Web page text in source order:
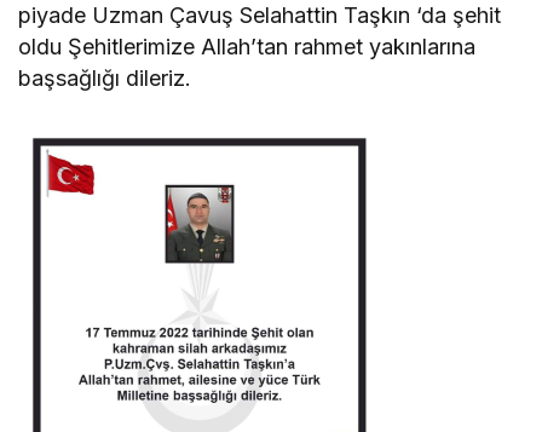
piyade Uzman Çavuş Selahattin Taşkın ‘da şehit
oldu Şehitlerimize Allah’tan rahmet yakınlarına
başsağlığı dileriz.